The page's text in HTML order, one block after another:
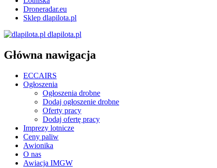
Droneradar.eu
Sklep dlapilota.pl
dlapilota.pl
Główna nawigacja
ECCAIRS
Ogłoszenia
Ogłoszenia drobne
Dodaj ogłoszenie drobne
Oferty pracy
Dodaj ofertę pracy
Imprezy lotnicze
Ceny paliw
Awionika
O nas
Awiacja IMGW